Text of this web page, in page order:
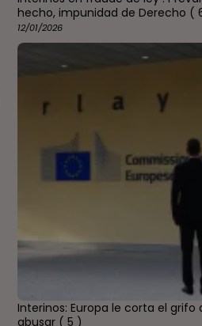
hecho, impunidad de Derecho (
12/01/2026
Interinos: Europa le corta el grifo
abusar ( 5 )